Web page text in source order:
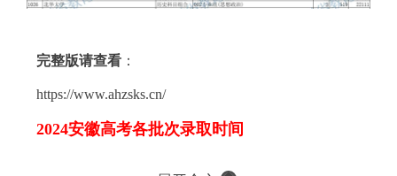
完整版请查看：
https://www.ahzsks.cn/
2024安徽高考各批次录取时间